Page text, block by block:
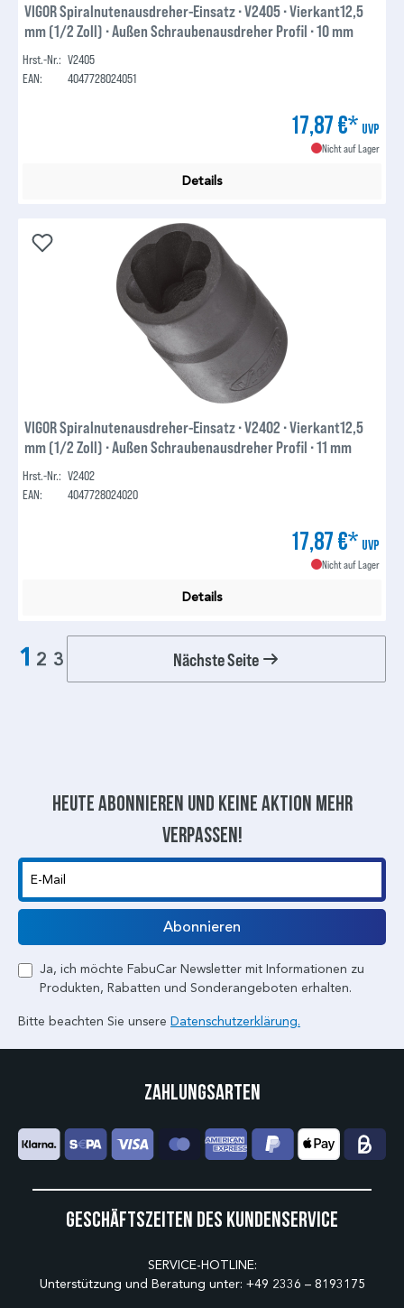
VIGOR Spiralnutenausdreher-Einsatz ∙ V2405 ∙ Vierkant12,5
mm (1/2 Zoll) ∙ Außen Schraubenausdreher Profil ∙ 10 mm
Hrst.-Nr.: V2405
EAN:
4047728024051
17,87 €* UVP
Nicht auf Lager
Details
VIGOR Spiralnutenausdreher-Einsatz ∙ V2402 ∙ Vierkant12,5
mm (1/2 Zoll) ∙ Außen Schraubenausdreher Profil ∙ 11 mm
Hrst.-Nr.: V2402
EAN:
4047728024020
17,87 €* UVP
Nicht auf Lager
Details
1 2 3 Nächste Seite
Heute abonnieren und keine aktion mehr
verpassen!
E-Mail
Abonnieren
Ja, ich möchte FabuCar Newsletter mit Informationen zu
Produkten, Rabatten und Sonderangeboten erhalten.
Bitte beachten Sie unsere Datenschutzerklärung.
Geschäftszeiten des Kundenservice
SERVICE-HOTLINE:
Unterstützung und Beratung unter: +49 2336 – 8193175
Zahlungsarten